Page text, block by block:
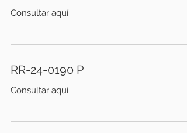
Consultar aquí
RR-24-0190 P
Consultar aquí